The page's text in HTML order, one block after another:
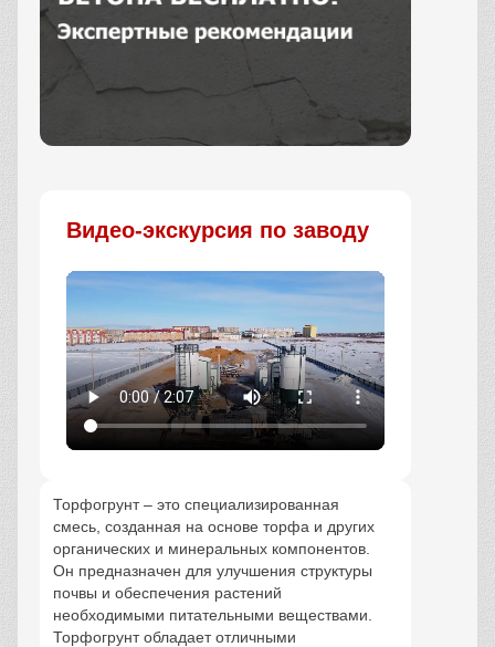
Видео-экскурсия по заводу
Торфогрунт – это специализированная
смесь, созданная на основе торфа и других
органических и минеральных компонентов.
Он предназначен для улучшения структуры
почвы и обеспечения растений
необходимыми питательными веществами.
Торфогрунт обладает отличными